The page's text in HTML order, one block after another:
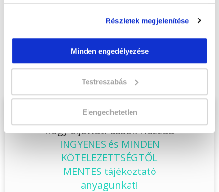
Részletek megjelenítése
Minden engedélyezése
Testreszabás
Elengedhetetlen
Végezd elHűtő-, klíma- és hőszivattyú
berendezés szerelő szakképesítés
tanfolyam - Győrtanfolyamunkat és váltsd
valóra az álmaidat!
Töltsd ki adatlapunkat,
hogy eljuttathassuk Hozzád
INGYENES és MINDEN
KÖTELEZETTSÉGTŐL
MENTES tájékoztató
anyagunkat!